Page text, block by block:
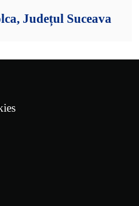
Județul Suceava